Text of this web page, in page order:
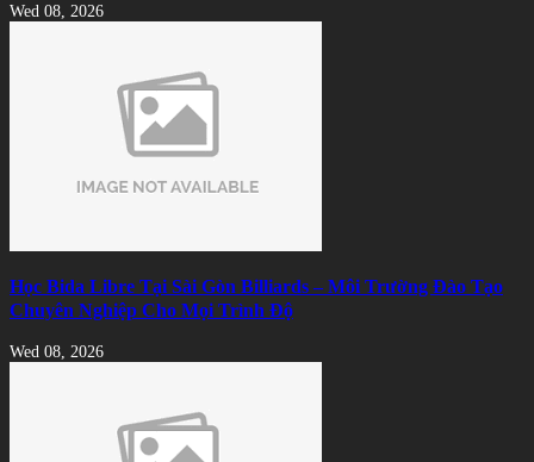
Wed 08, 2026
Học Bida Libre Tại Sài Gòn Billiards – Môi Trường Đào Tạo
Chuyên Nghiệp Cho Mọi Trình Độ
Wed 08, 2026